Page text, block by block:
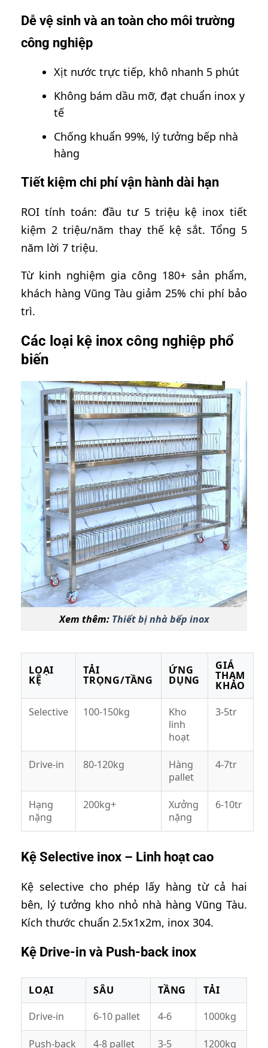
Dễ vệ sinh và an toàn cho môi trường
công nghiệp
Xịt nước trực tiếp, khô nhanh 5 phút
Không bám dầu mỡ, đạt chuẩn inox y
tế
Chống khuẩn 99%, lý tưởng bếp nhà
hàng
Tiết kiệm chi phí vận hành dài hạn
ROI tính toán: đầu tư 5 triệu kệ inox tiết
kiệm 2 triệu/năm thay thế kệ sắt. Tổng 5
năm lời 7 triệu.
Từ kinh nghiệm gia công 180+ sản phẩm,
khách hàng Vũng Tàu giảm 25% chi phí bảo
trì.
Các loại kệ inox công nghiệp phổ
biến
Xem thêm: Thiết bị nhà bếp inox
LOẠI
KỆ
TẢI
TRỌNG/TẦNG
ỨNG
DỤNG
GIÁ
THAM
KHẢO
Selective
100-150kg
Kho
linh
hoạt
3-5tr
Drive-in 80-120kg
Hàng
pallet
4-7tr
Hạng
nặng
200kg+
Xưởng
nặng
6-10tr
Kệ Selective inox – Linh hoạt cao
Kệ selective cho phép lấy hàng từ cả hai
bên, lý tưởng kho nhỏ nhà hàng Vũng Tàu.
Kích thước chuẩn 2.5x1x2m, inox 304.
Kệ Drive-in và Push-back inox
LOẠI SÂU TẦNG
TẢI
Drive-in
6-10 pallet 4-6 1000kg
Push-back 4-8 pallet 3-5 1200kg